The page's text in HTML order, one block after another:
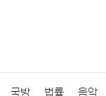
국방 법률 음악